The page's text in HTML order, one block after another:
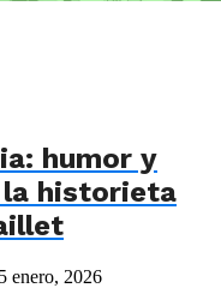
humor y
la historieta
5 enero, 2026